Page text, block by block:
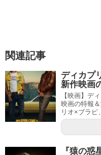
関連記事
ディカプ
新作映画
【映画】デ
映画の特報
リオ×ブラピ
『猿の